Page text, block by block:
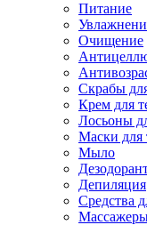
Питание
Очищение
Скрабы
Крем для
Лосьоны
Маски для
Мыло
Депиляция
Средства